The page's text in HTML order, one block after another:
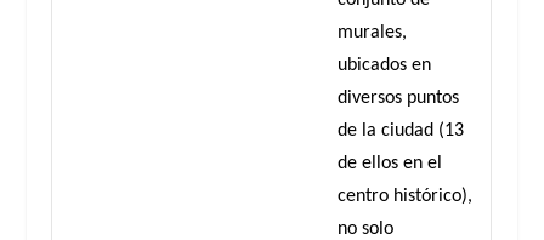
murales,
ubicados en
diversos puntos
de la ciudad (13
de ellos en el
centro histórico),
no solo